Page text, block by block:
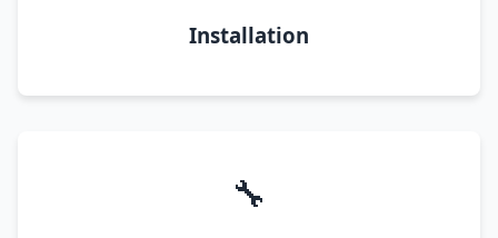
Installation
🔧